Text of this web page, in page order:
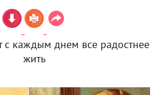
с каждым днем все радостнее
жить